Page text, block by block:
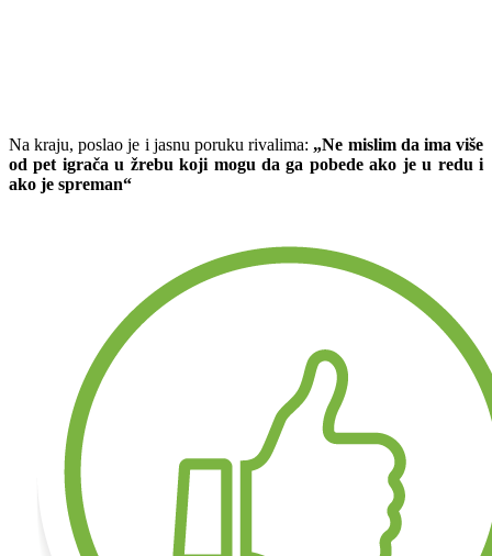
Na kraju, poslao je i jasnu poruku rivalima: „Ne mislim da ima više
od pet igrača u žrebu koji mogu da ga pobede ako je u redu i
ako je spreman“